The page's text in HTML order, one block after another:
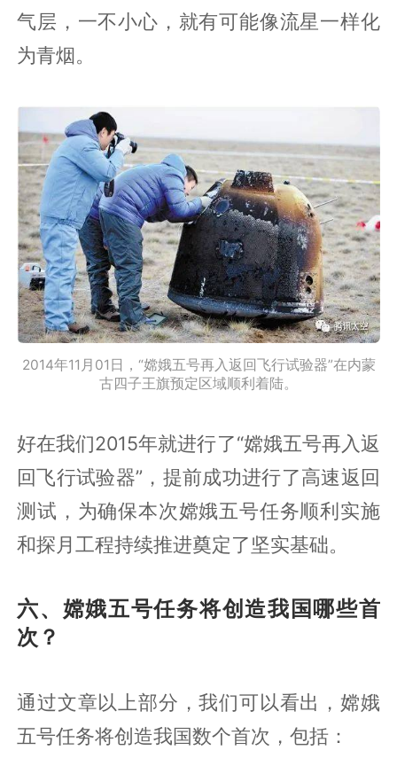
气层，一不小心，就有可能像流星一样化
为青烟。
2014年11月01日，“嫦娥五号再入返回飞行试验器”在内蒙
古四子王旗预定区域顺利着陆。
好在我们2015年就进行了“嫦娥五号再入返
回飞行试验器”，提前成功进行了高速返回
测试，为确保本次嫦娥五号任务顺利实施
和探月工程持续推进奠定了坚实基础。
六、嫦娥五号任务将创造我国哪些首
次？
通过文章以上部分，我们可以看出，嫦娥
五号任务将创造我国数个首次，包括：